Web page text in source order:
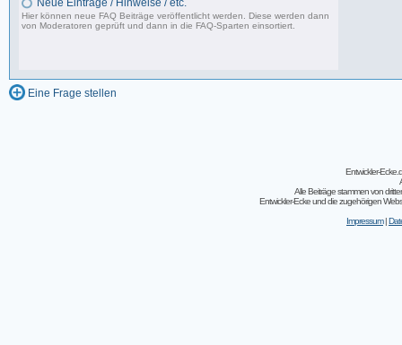
Neue Einträge / Hinweise / etc.
Hier können neue FAQ Beiträge veröffentlicht werden. Diese werden dann
von Moderatoren geprüft und dann in die FAQ-Sparten einsortiert.
Eine Frage stellen
Entwickler-
Alle Beiträge stammen von
Entwickler-Ecke und die zugehörigen
Impressum|